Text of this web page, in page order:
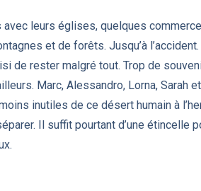
leurs églises, quelques
et de forêts. Jusqu’à
de rester malgré tout. Trop de
Marc, Alessandro, Lorna, Sarah
inutiles de ce désert humain à
Il suffit pourtant d’une étincelle